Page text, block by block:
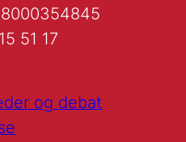
51 17
og debat